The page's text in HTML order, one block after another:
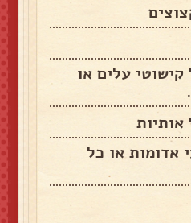
קישוטי עלים או
אותיות
אדומות או כל